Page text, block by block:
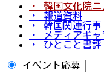
・ 韓国文化院ニ
・ 報道資料
・ 韓国関連行事
・ メディアギャ
・ ひとこと書評
イベント応募